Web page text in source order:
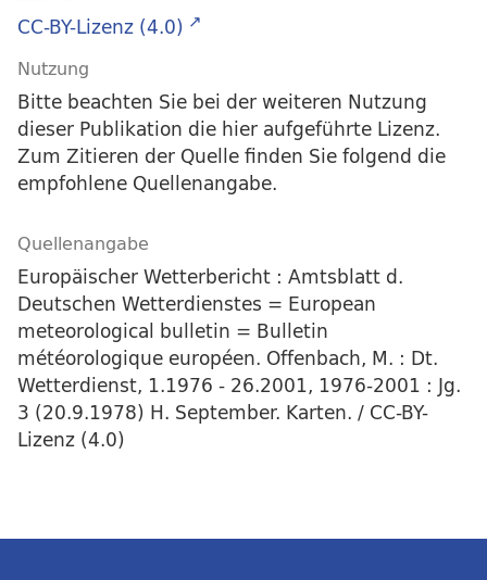
CC-BY-Lizenz (4.0)
Nutzung
Bitte beachten Sie bei der weiteren Nutzung
dieser Publikation die hier aufgeführte Lizenz.
Zum Zitieren der Quelle finden Sie folgend die
empfohlene Quellenangabe.
Quellenangabe
Europäischer Wetterbericht : Amtsblatt d.
Deutschen Wetterdienstes = European
meteorological bulletin = Bulletin
météorologique européen. Offenbach, M. : Dt.
Wetterdienst, 1.1976 - 26.2001, 1976-2001 : Jg.
3 (20.9.1978) H. September. Karten. / CC-BY-
Lizenz (4.0)